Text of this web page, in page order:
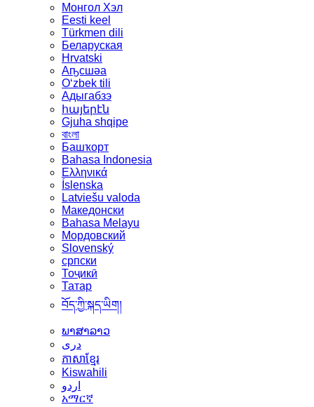
Монгол Хэл
Eesti keel
Türkmen dili
Беларуская
Hrvatski
Аҧсшәа
Oʻzbek tili
Адыгабзэ
հայերէն
Gjuha shqipe
বাংলা
Башҡорт
Bahasa Indonesia
Ελληνικά
Íslenska
Latviešu valoda
Македонски
Bahasa Melayu
Мордовский
Slovenský
српски
Тоҷикӣ
Татар
བོད་ཀྱི་སྐད་ཡིག།
ພາສາລາວ
دری
ភាសាខ្មែរ
Kiswahili
اردو
አማርኛ